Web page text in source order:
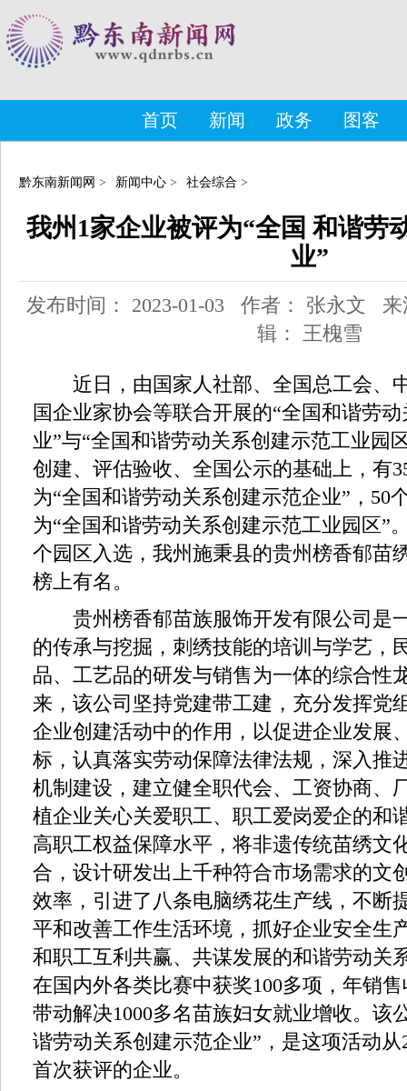
首页 新闻 政务 图客
黔东南新闻网 > 新闻中心 > 社会综合 >
我州1家企业被评为“全国 和谐劳
业”
发布时间： 2023-01-03 作者： 张永文 来
辑： 王槐雪
近日，由国家人社部、全国总工会、
国企业家协会等联合开展的“全国和谐劳
业”与“全国和谐劳动关系创建示范工业园
创建、评估验收、全国公示的基础上，有
为“全国和谐劳动关系创建示范企业”，50
为“全国和谐劳动关系创建示范工业园区”
个园区入选，我州施秉县的贵州榜香郁苗
榜上有名。
贵州榜香郁苗族服饰开发有限公司是
的传承与挖掘，刺绣技能的培训与学艺，
品、工艺品的研发与销售为一体的综合性
来，该公司坚持党建带工建，充分发挥党
企业创建活动中的作用，以促进企业发展
标，认真落实劳动保障法律法规，深入推
机制建设，建立健全职代会、工资协商、
植企业关心关爱职工、职工爱岗爱企的和
高职工权益保障水平，将非遗传统苗绣文
合，设计研发出上千种符合市场需求的文
效率，引进了八条电脑绣花生产线，不断
平和改善工作生活环境，抓好企业安全生
和职工互利共赢、共谋发展的和谐劳动关
在国内外各类比赛中获奖100多项，年销
带动解决1000多名苗族妇女就业增收。该
谐劳动关系创建示范企业”，是这项活动
首次获评的企业。